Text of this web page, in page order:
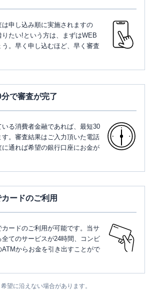
申し込み順に実施されますの
たい!という方は、まずはWEB
。早く申し込むほど、早く審査
で審査が完了
る消費者金融であれば、最短30
。審査結果はご入力頂いた電話
通れば希望の銀行口座にお金が
ードのご利用
ードのご利用が可能です。当サ
てのサービスが24時間、コンビ
からお金を引き出すことがで
望に沿えない場合があります。